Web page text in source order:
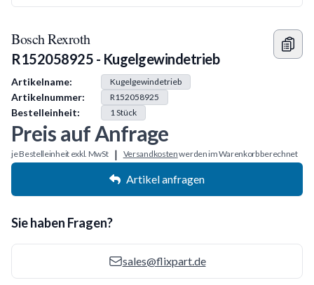
Bosch Rexroth
R152058925 - Kugelgewindetrieb
Produkt Information
Artikelname: Kugelgewindetrieb
Artikelnummer: R152058925
Bestelleinheit: 1Stück
Preis auf Anfrage
je Bestelleinheit exkl. MwSt | Versandkostenwerden im Warenkorb berechnet
Artikel anfragen
Sie haben Fragen?
sales@flixpart.de